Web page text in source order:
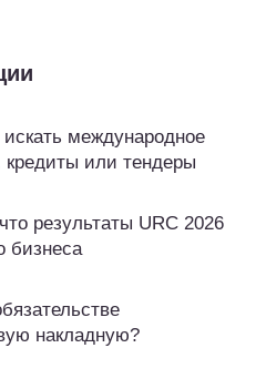
международное
или тендеры
результаты URC 2026
бизнеса
накладную?